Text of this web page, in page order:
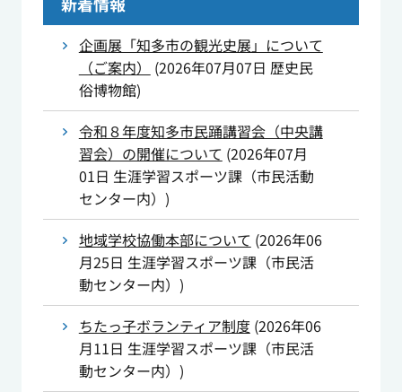
企画展「知多市の観光史展」について
（ご案内）
(2026年07月07日 歴史民
俗博物館)
令和８年度知多市民踊講習会（中央講
習会）の開催について (2026年07月
01日 生涯学習スポーツ課（市民活動
センター内） )
地域学校協働本部について (2026年06
月25日 生涯学習スポーツ課（市民活
動センター内） )
ちたっ子ボランティア制度 (2026年06
月11日 生涯学習スポーツ課（市民活
動センター内） )